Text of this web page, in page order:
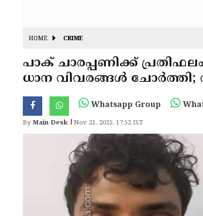
HOME CRIME
പാക് ചാരപ്പണിക്ക്
ധാന വിവരങ്ങൾ ചോർത്തി;
Whatsapp Group
ByMain Desk Nov 21, 2025, 17:52 IST